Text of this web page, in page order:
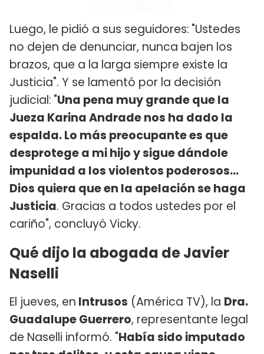
Luego, le pidió a sus seguidores: "Ustedes
no dejen de denunciar, nunca bajen los
brazos, que a la larga siempre existe la
Justicia". Y se lamentó por la decisión
judicial: "Una pena muy grande que la
Jueza Karina Andrade nos ha dado la
espalda. Lo más preocupante es que
desprotege a mi hijo y sigue dándole
impunidad a los violentos poderosos...
Dios quiera que en la apelación se haga
Justicia. Gracias a todos ustedes por el
cariño", concluyó Vicky.
Qué dijo la abogada de Javier
Naselli
El jueves, en Intrusos (América TV), la Dra.
Guadalupe Guerrero, representante legal
de Naselli informó. "Había sido imputado